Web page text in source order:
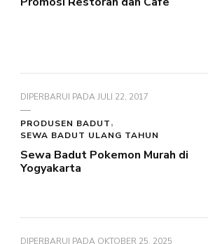
DIPERBARUI PADAJULI 22, 2017
PRODUSEN BADUT
SEWA BADUT ULANG TAHUN
Sewa Badut Pokemon Murah di
Yogyakarta
DIPERBARUI PADA OKTOBER 25, 2025